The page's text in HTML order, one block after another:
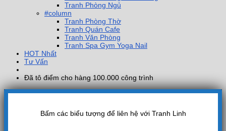
Tranh Phòng Ngủ
#column
Tranh Phòng Thờ
Tranh Quán Cafe
Tranh Văn Phòng
Tranh Spa Gym Yoga Nail
HOT Nhất
Tư Vấn
Đã tô điểm cho hàng 100.000 công trình
Bấm các biểu tượng để liên hệ với Tranh Linh